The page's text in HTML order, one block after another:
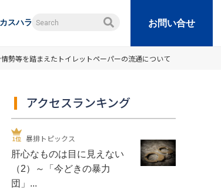
スハラ お問い合せ
勢等を踏まえたトイレットペーパーの流通について
アクセスランキング
暴排トピックス
肝心なものは目に見えない
（2）～「今どきの暴力
団」...